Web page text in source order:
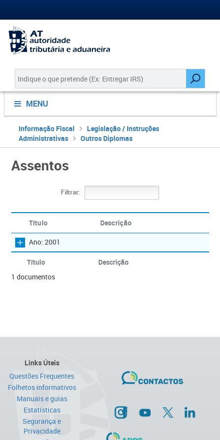
MENU
Informação Fiscal
Legislação / Instruções
Administrativas
Outros Diplomas
Assentos
Filtrar:
Título Descrição
Título Descrição
Ano: 2001
1 documentos
Links Úteis
Questões Frequentes
Folhetos informativos
Manuais e guias
Estatísticas
Segurança e
Privacidade